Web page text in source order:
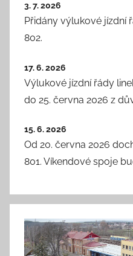
3. 7. 2026
Přidány výlukové jízdní
802.
17. 6. 2026
Výlukové jízdní řády
do 25. června 2026 z
15. 6. 2026
Od 20. června 2026
801. Víkendové spoje